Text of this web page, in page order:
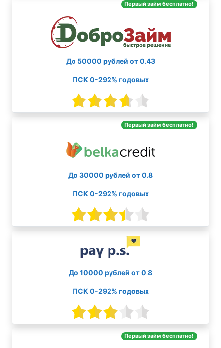
Первый займ бесплатно!
До 50000 рублей от 0.43
ПСК 0-292% годовых
Первый займ бесплатно!
До 30000 рублей от 0.8
ПСК 0-292% годовых
До 10000 рублей от 0.8
ПСК 0-292% годовых
Первый займ бесплатно!